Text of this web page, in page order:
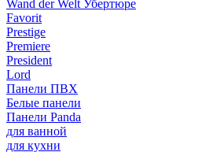
Wand der Welt Убертюре
Favorit
Prestige
Premiere
President
Lord
Панели ПВХ
Белые панели
Панели Panda
для ванной
для кухни